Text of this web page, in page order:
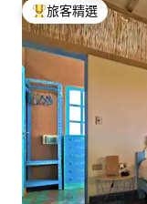
旅客精選榜首
旅客精選